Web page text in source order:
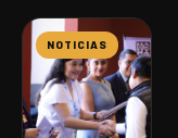
NOTICIAS